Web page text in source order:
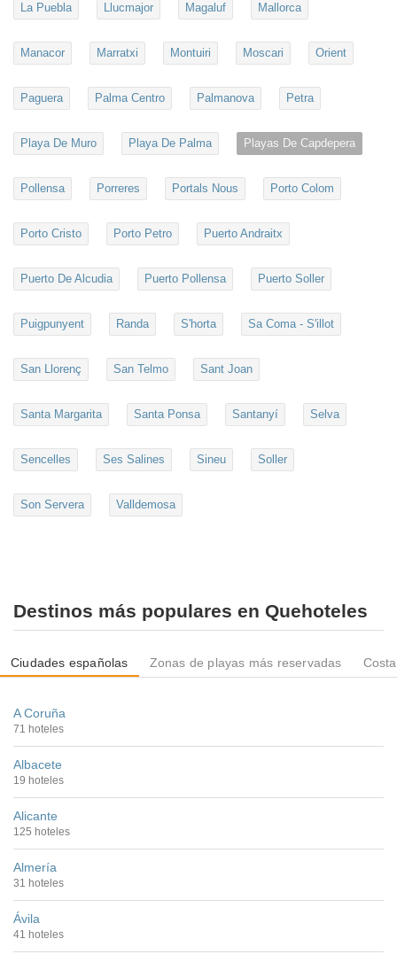
La Puebla Llucmajor Magaluf Mallorca
Manacor Marratxi Montuiri Moscari Orient
Paguera Palma Centro Palmanova Petra
Playa De Muro Playa De Palma Playas De Capdepera
Pollensa Porreres Portals Nous Porto Colom
Porto Cristo Porto Petro Puerto Andraitx
Puerto De Alcudia Puerto Pollensa Puerto Soller
Puigpunyent Randa S'horta Sa Coma - S'illot
San Llorenç San Telmo Sant Joan
Santa Margarita Santa Ponsa Santanyí Selva
Sencelles Ses Salines Sineu Soller
Son Servera Valldemosa
Destinos más populares en Quehoteles
Ciudades españolas Zonas de playas más reservadas
A Coruña
71 hoteles
Albacete
19 hoteles
Alicante
125 hoteles
Almería
31 hoteles
Ávila
41 hoteles